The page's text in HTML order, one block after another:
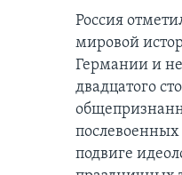
Россия
мировой
Германии и не
двадцатого
подвиге